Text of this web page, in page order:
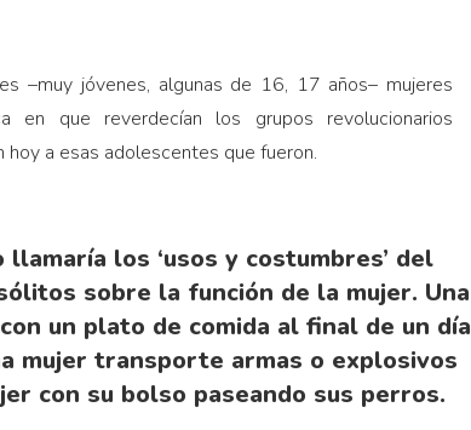
–muy jóvenes, algunas de 16, 17 años– mujeres
en que reverdecían los grupos revolucionarios
a esas adolescentes que fueron.
los ‘usos y costumbres’ del
sobre la función de la mujer. Una
un plato de comida al final de un día
mujer transporte armas o explosivos
con su bolso paseando sus perros.